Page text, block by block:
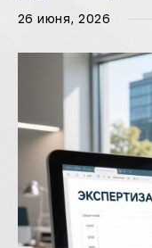
26 июня, 2026